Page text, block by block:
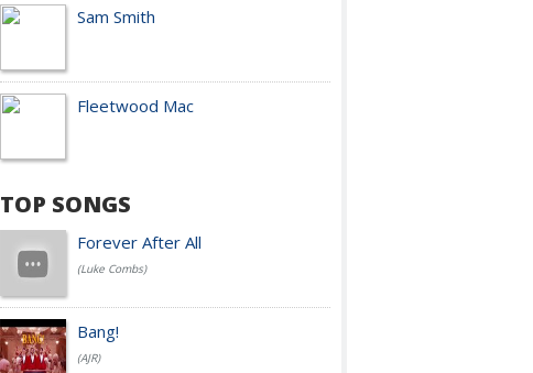
Sam Smith
Fleetwood Mac
TOP SONGS
Forever After All
(Luke Combs)
Bang!
(AJR)